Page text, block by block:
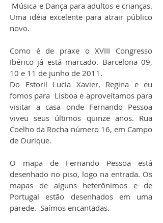
Música e Dança para adultos e crianças.
Uma idéia excelente para atrair público
novo.
Como é de praxe o XVIII Congresso
Ibérico já está marcado. Barcelona 09,
10 e 11 de junho de 2011.
Do Estoril Lucia Xavier, Regina e eu
fomos para  Lisboa e aproveitamos para
visitar a casa onde Fernando Pessoa
viveu seus últimos quinze anos. Rua
Coelho da Rocha número 16, em Campo
de Ourique.
O mapa de Fernando Pessoa está
desenhado no piso, logo na entrada. Os
mapas de alguns heterônimos e de
Portugal estão desenhados em uma
parede.  Saímos encantadas.